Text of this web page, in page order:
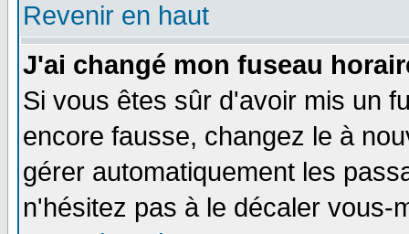
Revenir en haut
J'ai changé mon fuseau
Si vous êtes sûr d'avoir mis un
encore fausse, changez le à
gérer automatiquement les
n'hésitez pas à le décaler vous-